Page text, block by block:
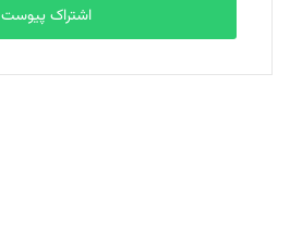
بابک نقاش
تحریریه
اشتراک پیوست